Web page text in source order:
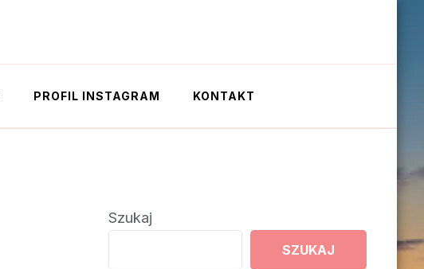
PROFIL INSTAGRAM KONTAKT
Szukaj
SZUKAJ